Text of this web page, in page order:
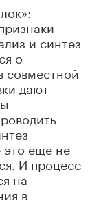
и синтез
о
совместной
дают
это еще не
И процесс
на
в